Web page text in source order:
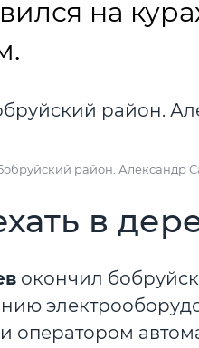
на
район. Александр
в
окончил
оператором